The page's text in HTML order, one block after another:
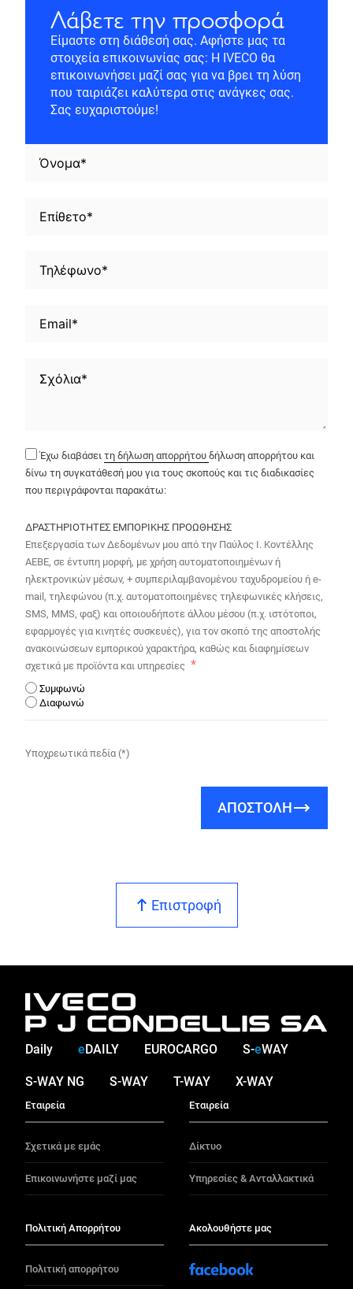
Λάβετε την προσφορά
Είμαστε στη διάθεσή σας. Αφήστε μας τα
στοιχεία επικοινωνίας σας: Η IVECO θα
επικοινωνήσει μαζί σας για να βρει τη λύση
που ταιριάζει καλύτερα στις ανάγκες σας.
Σας ευχαριστούμε!
Έχω διαβάσει τη δήλωση απορρήτου δήλωση απορρήτου και
δίνω τη συγκατάθεσή μου για τους σκοπούς και τις διαδικασίες
που περιγράφονται παρακάτω:
ΔΡΑΣΤΗΡΙΟΤΗΤΕΣ ΕΜΠΟΡΙΚΗΣ ΠΡΟΩΘΗΣΗΣ
Επεξεργασία των Δεδομένων μου από την Παύλος Ι. Κοντέλλης
ΑΕΒΕ, σε έντυπη μορφή, με χρήση αυτοματοποιημένων ή
ηλεκτρονικών μέσων, + συμπεριλαμβανομένου ταχυδρομείου ή e-
mail, τηλεφώνου (π.χ. αυτοματοποιημένες τηλεφωνικές κλήσεις,
SMS, MMS, φαξ) και οποιουδήποτε άλλου μέσου (π.χ. ιστότοποι,
εφαρμογές για κινητές συσκευές), για τον σκοπό της αποστολής
ανακοινώσεων εμπορικού χαρακτήρα, καθώς και διαφημίσεων
σχετικά με προϊόντα και υπηρεσίες
Συμφωνώ
Διαφωνώ
Υποχρεωτικά πεδία (*)
ΑΠΟΣΤΟΛΗ
Επιστροφή
Daily eDAILY EUROCARGO S-eWAY
S-WAY NG S-WAY T-WAY X-WAY
Εταιρεία
Σχετικά με εμάς
Επικοινωνήστε μαζί μας
Εταιρεία
Δίκτυο
Υπηρεσίες & Ανταλλακτικά
Πολιτική Απορρήτου
Πολιτική απορρήτου
Ακολουθήστε μας